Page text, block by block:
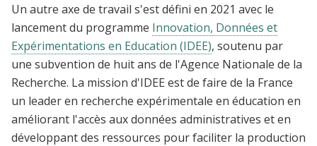
Un autre axe de travail s'est défini en 2021 avec le
lancement du programme Innovation, Données et
Expérimentations en Education (IDEE), soutenu par
une subvention de huit ans de l'Agence Nationale de la
Recherche. La mission d'IDEE est de faire de la France
un leader en recherche expérimentale en éducation en
améliorant l'accès aux données administratives et en
développant des ressources pour faciliter la production